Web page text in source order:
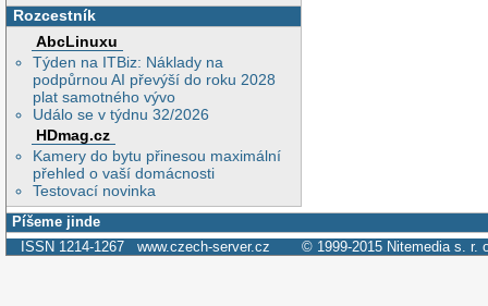
Rozcestník
AbcLinuxu
Týden na ITBiz: Náklady na
podpůrnou AI převýší do roku 2028
plat samotného vývo
Událo se v týdnu 32/2026
HDmag.cz
Kamery do bytu přinesou maximální
přehled o vaší domácnosti
Testovací novinka
Píšeme jinde
ISSN 1214-1267 www.czech-server.cz © 1999-2015 Nitemedia s. r.